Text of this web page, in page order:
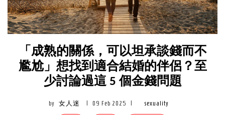
「成熟的關係，可以坦承談錢而不
尷尬」想找到適合結婚的伴侶？至
少討論過這 5 個金錢問題
by 女人迷 09 Feb 2025 sexuality